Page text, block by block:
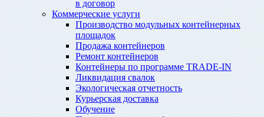
в договор
Коммерческие услуги
Производство модульных контейнерных
площадок
Продажа контейнеров
Ремонт контейнеров
Контейнеры по программе TRADE-IN
Ликвидация свалок
Экологическая отчетность
Курьерская доставка
Обучение